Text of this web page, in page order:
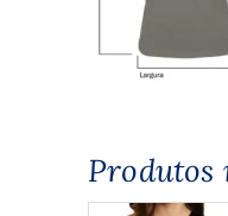
Produtos